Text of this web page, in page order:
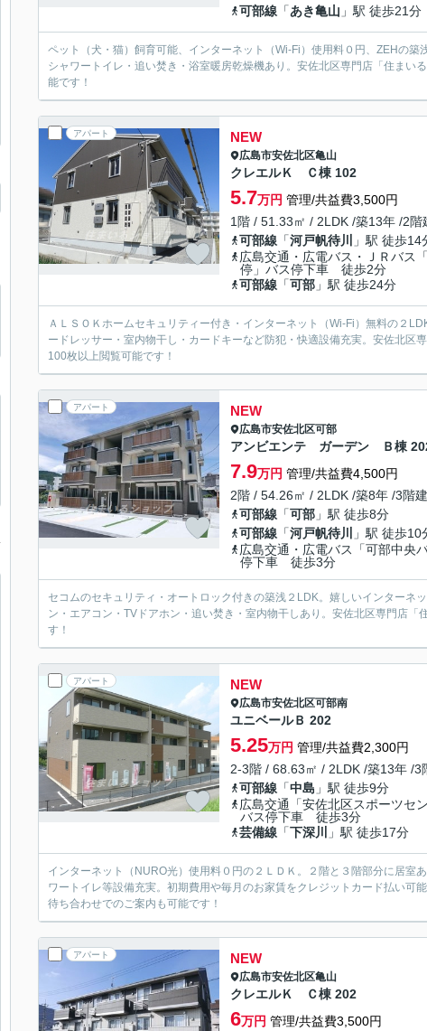
可部線 「あき亀山 」駅 徒歩21分
ペット（犬・猫）飼育可能、インターネット（Wi-Fi）使用料０円、ZEHの
シャワートイレ・追い焚き・浴室暖房乾燥機あり。安佐北区専門店「住ま
能です！
アパート NEW
広島市安佐北区亀山
クレエルＫ Ｃ棟 102
5.7万円 管理/共益費3,500円
1階 / 51.33㎡ / 2LDK /築13年 /2階
可部線 「河戸帆待川
」駅 徒歩14
広島交通・広電バス・ＪＲバス
停」バス停下車 徒歩2分
可部線 「可部 」駅 徒歩24分
ＡＬＳＯＫホームセキュリティー付き・インターネット（Wi-Fi）無料の２
ードレッサー・室内物干し・カードキーなど防犯・快適設備充実。安佐北区
100枚以上閲覧可能です！
アパート NEW
広島市安佐北区可部
アンビエンテ ガーデン Ｂ棟
7.9万円 管理/共益費4,500円
2階 / 54.26㎡ / 2LDK /築8年 /3階建
可部線 「可部 」駅 徒歩8分
可部線 「河戸帆待川
」駅 徒歩10
広島交通・広電バス「可部中央
停下車 徒歩3分
セコムのセキュリティ・オートロック付きの築浅２LDK。嬉しいインター
ン・エアコン・TVドアホン・追い焚き・室内物干しあり。安佐北区専門店
す！
アパート NEW
広島市安佐北区可部南
ユニベールＢ 202
5.25万円 管理/共益費2,300円
2-3階 / 68.63㎡ / 2LDK /築13年 /3
可部線 「中島 」駅 徒歩9分
広島交通「安佐北区スポーツセ
バス停下車 徒歩3分
芸備線 「下深川 」駅 徒歩17分
インターネット（NURO光）使用料０円の２ＬＤＫ。２階と３階部分に居室
ワートイレ等設備充実。初期費用や毎月のお家賃をクレジットカード払い
待ち合わせでのご案内も可能です！
アパート NEW
広島市安佐北区亀山
クレエルＫ Ｃ棟 202
6万円 管理/共益費3,500円